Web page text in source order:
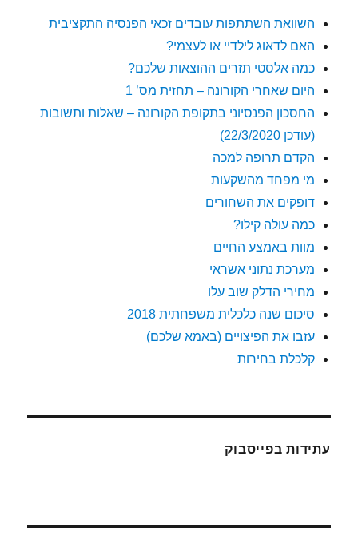
השוואת השתתפות עובדים זכאי הפנסיה התקציבית
האם לדאוג לילדיי או לעצמי?
כמה אלסטי תזרים ההוצאות שלכם?
היום שאחרי הקורונה – תחזית מס’ 1
החסכון הפנסיוני בתקופת הקורונה – שאלות ותשובות
(עודכן 22/3/2020)
הקדם תרופה למכה
מי מפחד מהשקעות
דופקים את השחורים
כמה עולה קילו?
מוות באמצע החיים
מערכת נתוני אשראי
מחירי הדלק שוב עלו
סיכום שנה כלכלית משפחתית 2018
עזבו את הפיצויים (באמא שלכם)
קלכלת בחירות
עתידות בפייסבוק